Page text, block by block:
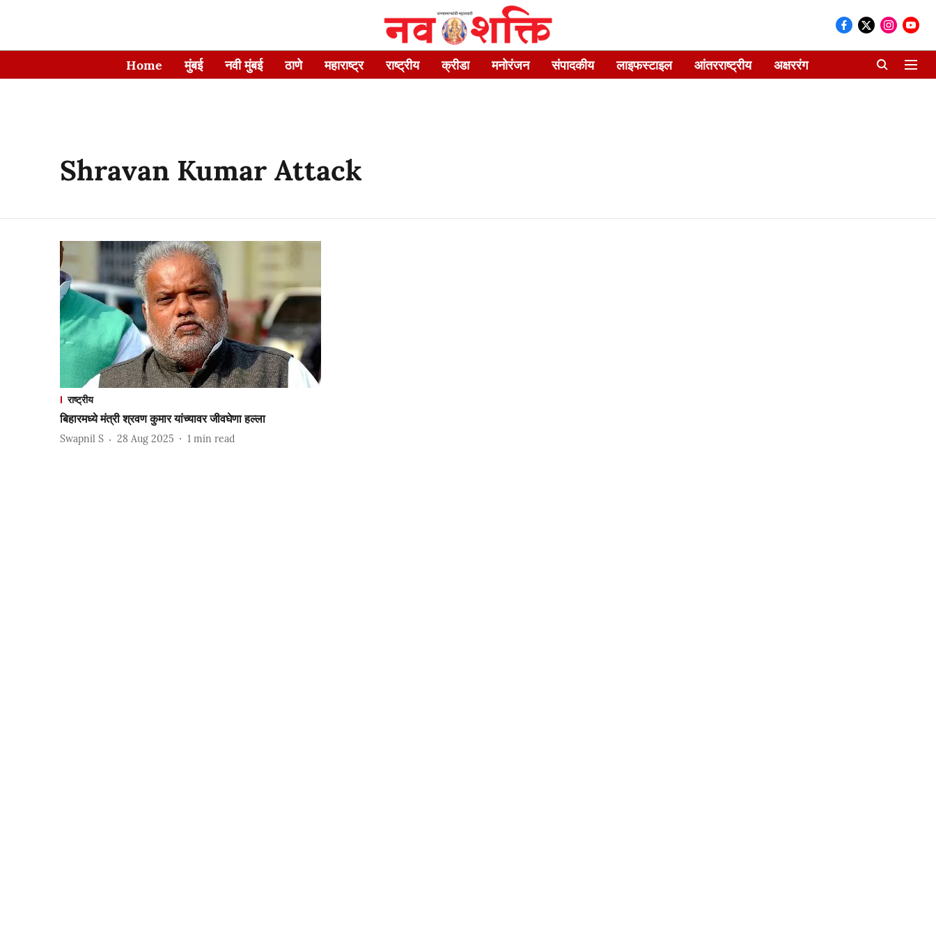
Home मुंबई नवी मुंबई ठाणे महाराष्ट्र राष्ट्रीय क्रीडा मनोरंजन संपादकीय लाइफस्टाइल आंतरराष्ट्रीय अक्षररंग
Shravan Kumar Attack
राष्ट्रीय
बिहारमध्ये मंत्री श्रवण कुमार यांच्यावर जीवघेणा हल्ला
Swapnil S 28 Aug 2025 1 min read